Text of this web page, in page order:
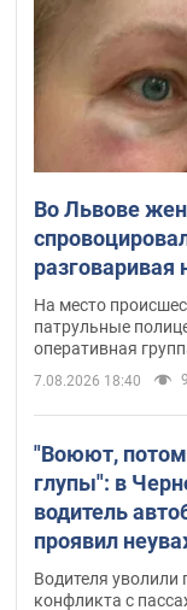
Во Львове
разговаривая
маршрутке:
Видео
На место
патрульные
оперативная
7.08.2026 18:40
"Воюют,
глупы": в
водитель
проявил
украинским
поплатился за
Водителя уволили
конфликта с